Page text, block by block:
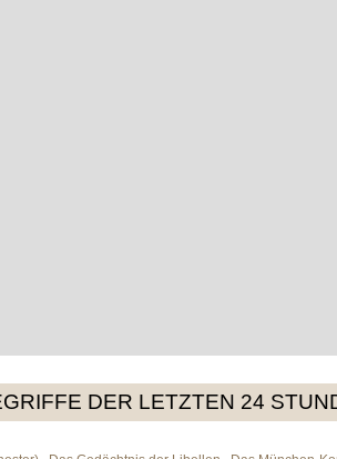
DER LETZTEN 24